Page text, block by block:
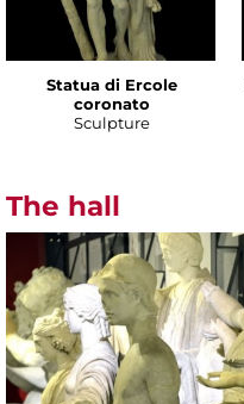
Statua di Ercole
coronato
Sculpture
The hall